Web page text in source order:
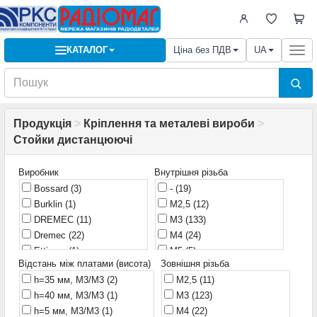
КАТАЛОГ Ціна без ПДВ UA
Продукція > Кріплення та металеві вироби >
Стойки дистанцюючі
Виробник
Bossard (3)
Burklin (1)
DREMEC (11)
Dremec (22)
Ettinger(1)
FIX&FASTEN(1)
Fix&Fasten(37)
Global Tone(23)
Harting(1)
Внутрішня різьба
- (19)
M2,5 (12)
M3 (133)
M4 (24)
M5(5)
M8(1)
Без різьби
Клейка основа
Відстань між платами (висота)
h=35 мм, M3/M3 (2)
h=40 мм, M3/M3 (1)
h=5 мм, M3/M3 (1)
Зовнішня різьба
M2,5 (11)
M3 (123)
M4 (22)